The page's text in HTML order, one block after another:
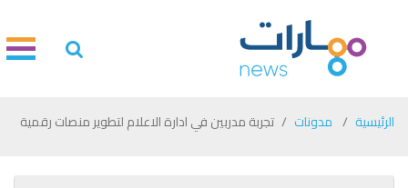
الرئيسية مدونات تجربة مدربين في ادارة الاعلام لتطوير منصات رقمية